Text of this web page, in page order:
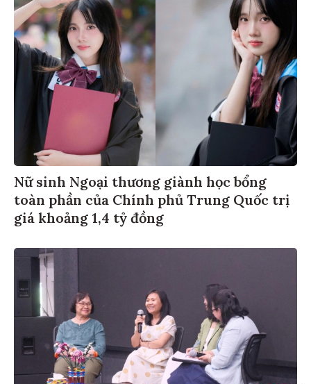
Nữ sinh Ngoại thương giành học bổng
toàn phần của Chính phủ Trung Quốc trị
giá khoảng 1,4 tỷ đồng